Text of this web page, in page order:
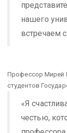
нашего
встречаем
Профессор Мирей
студентов
«Я
честью,